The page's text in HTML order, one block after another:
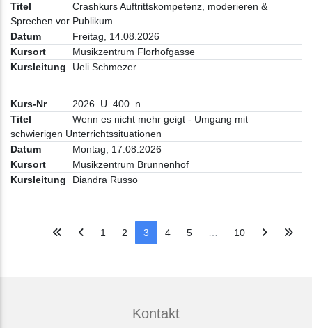
Crashkurs Auftrittskompetenz, moderieren &
Sprechen vor Publikum
Freitag, 14.08.2026
Musikzentrum Florhofgasse
Ueli Schmezer
2026_U_400_n
Wenn es nicht mehr geigt - Umgang mit
schwierigen Unterrichtssituationen
Montag, 17.08.2026
Musikzentrum Brunnenhof
Diandra Russo
1 2 3 4 5 10
Kontakt